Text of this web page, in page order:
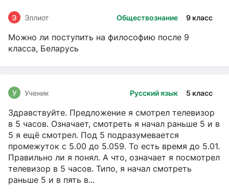
Обществознание 9 класс
Э Эллиот
Можно ли поступить на философию после 9
класса, Беларусь
Русский язык 5 класс
У Ученик
Здравствуйте. Предложение я смотрел телевизор
в 5 часов. Означает, смотреть я начал раньше 5 и в
5 я ещё смотрел. Под 5 подразумевается
промежуток с 5.00 до 5.059. То есть время до 5.01.
Правильно ли я понял. А что, означает я посмотрел
телевизор в 5 часов. Типо, я начал смотреть
раньше 5 и в пять в...